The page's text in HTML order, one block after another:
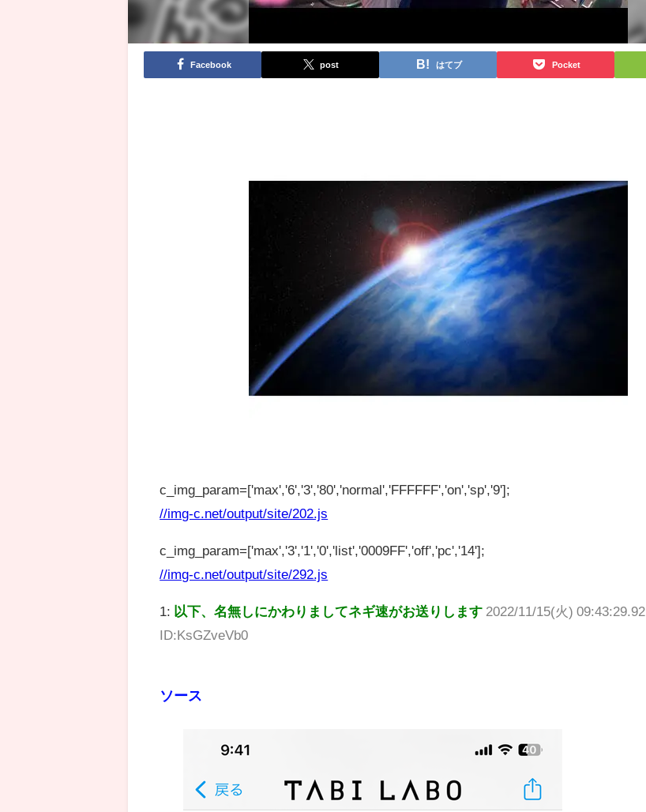
Facebook post はてブ Pocket
c_img_param=['max','6','3','80','normal','FFFFFF','on','sp','9'];
//img-c.net/output/site/202.js
c_img_param=['max','3','1','0','list','0009FF','off','pc','14'];
//img-c.net/output/site/292.js
1: 以下、名無しにかわりましてネギ速がお送りします 2022/11/15(火) 09:43:29.92
ID:KsGZveVb0
ソース